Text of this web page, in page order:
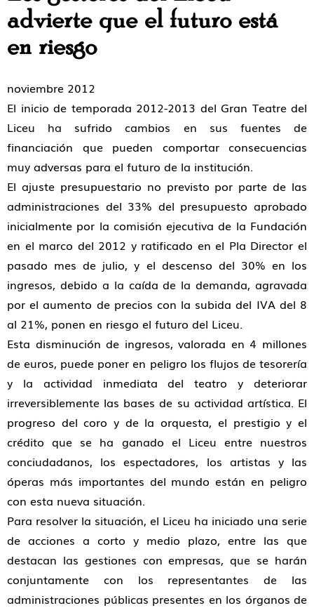
advierte que el futuro está
en riesgo
noviembre 2012
El inicio de temporada 2012-2013 del Gran Teatre del
Liceu ha sufrido cambios en sus fuentes de
financiación que pueden comportar consecuencias
muy adversas para el futuro de la institución.
El ajuste presupuestario no previsto por parte de las
administraciones del 33% del presupuesto aprobado
inicialmente por la comisión ejecutiva de la Fundación
en el marco del 2012 y ratificado en el Pla Director el
pasado mes de julio, y el descenso del 30% en los
ingresos, debido a la caída de la demanda, agravada
por el aumento de precios con la subida del IVA del 8
al 21%, ponen en riesgo el futuro del Liceu.
Esta disminución de ingresos, valorada en 4 millones
de euros, puede poner en peligro los flujos de tesorería
y la actividad inmediata del teatro y deteriorar
irreversiblemente las bases de su actividad artística. El
progreso del coro y de la orquesta, el prestigio y el
crédito que se ha ganado el Liceu entre nuestros
conciudadanos, los espectadores, los artistas y las
óperas más importantes del mundo están en peligro
con esta nueva situación.
Para resolver la situación, el Liceu ha iniciado una serie
de acciones a corto y medio plazo, entre las que
destacan las gestiones con empresas, que se harán
conjuntamente con los representantes de las
administraciones públicas presentes en los órganos de